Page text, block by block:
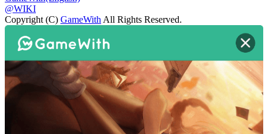
@WIKI
Copyright (C) GameWith All Rights Reserved.